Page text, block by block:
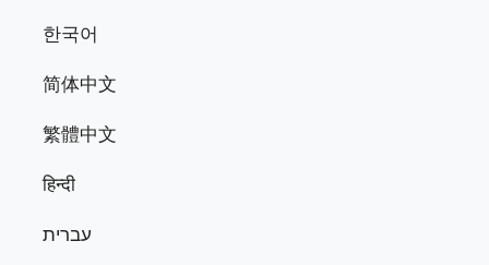
한국어
简体中文
繁體中文
हिन्दी
עברית